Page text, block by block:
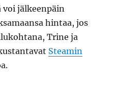
voi jälkeenpäin
hintaa, jos
Trine ja
Steamin